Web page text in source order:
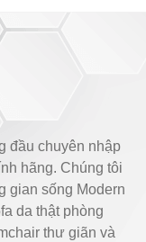
đầu chuyên nhập
hãng. Chúng tôi
gian sống Modern
da thật phòng
thư giãn và